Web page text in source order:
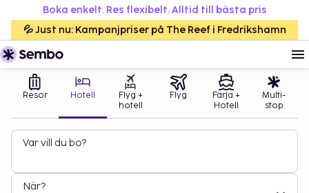
Boka enkelt. Res flexibelt. Alltid till bästa pris
💦 Just nu: Kampanjpriser på The Reef i Fredrikshamn
Resor Hotell
Flyg +
hotell
Flyg
Färja +
Hotell
Multi-
stop
Var vill du bo?
När?